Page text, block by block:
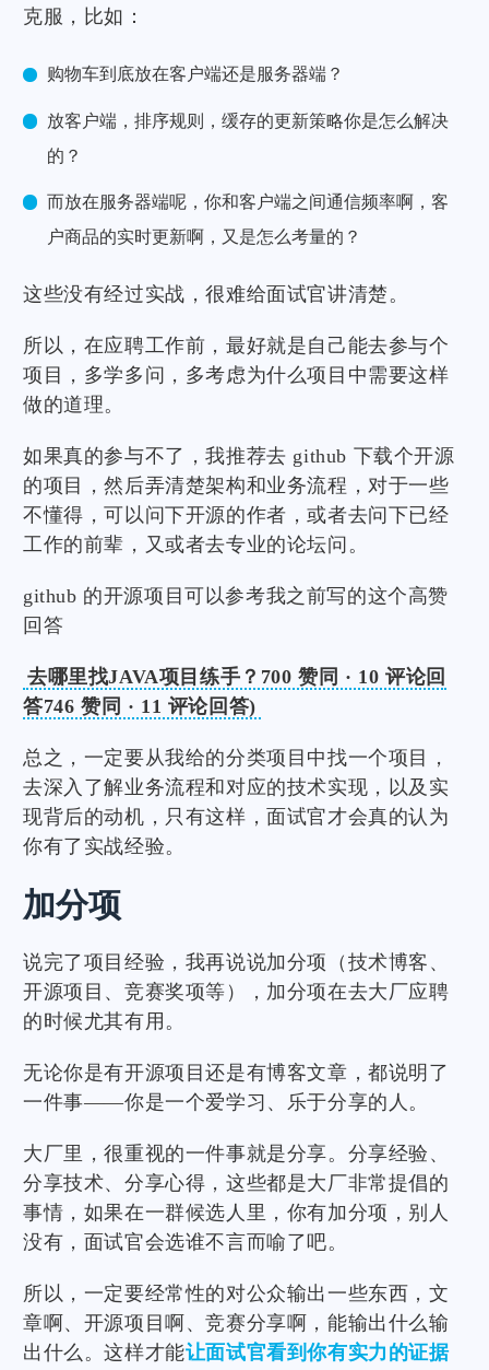
克服，比如：
购物车到底放在客户端还是服务器端？
放客户端，排序规则，缓存的更新策略你是怎么解决
的？
而放在服务器端呢，你和客户端之间通信频率啊，客
户商品的实时更新啊，又是怎么考量的？
这些没有经过实战，很难给面试官讲清楚。
所以，在应聘工作前，最好就是自己能去参与个
项目，多学多问，多考虑为什么项目中需要这样
做的道理。
如果真的参与不了，我推荐去 github 下载个开源
的项目，然后弄清楚架构和业务流程，对于一些
不懂得，可以问下开源的作者，或者去问下已经
工作的前辈，又或者去专业的论坛问。
github 的开源项目可以参考我之前写的这个高赞
回答
去哪里找JAVA项目练手？700 赞同 · 10 评论回
答746 赞同 · 11 评论回答)
总之，一定要从我给的分类项目中找一个项目，
去深入了解业务流程和对应的技术实现，以及实
现背后的动机，只有这样，面试官才会真的认为
你有了实战经验。
加分项
说完了项目经验，我再说说加分项（技术博客、
开源项目、竞赛奖项等），加分项在去大厂应聘
的时候尤其有用。
无论你是有开源项目还是有博客文章，都说明了
一件事——你是一个爱学习、乐于分享的人。
大厂里，很重视的一件事就是分享。分享经验、
分享技术、分享心得，这些都是大厂非常提倡的
事情，如果在一群候选人里，你有加分项，别人
没有，面试官会选谁不言而喻了吧。
所以，一定要经常性的对公众输出一些东西，文
章啊、开源项目啊、竞赛分享啊，能输出什么输
出什么。这样才能让面试官看到你有实力的证据